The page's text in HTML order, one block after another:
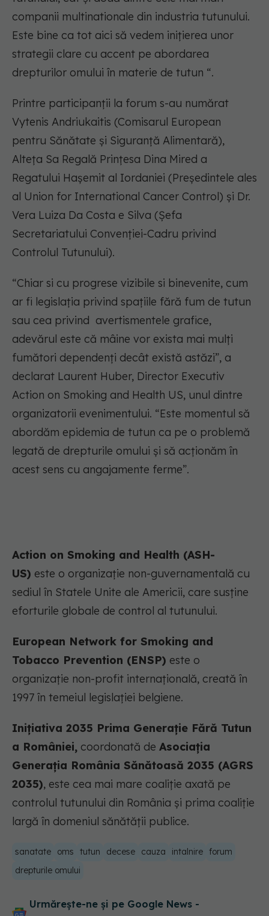
companii multinationale din industria tutunului.
Este bine ca tot aici să vedem inițierea unor
strategii clare cu accent pe abordarea
drepturilor omului în materie de tutun “.
Printre participanții la forum s-au numărat
Vytenis Andriukaitis (Comisarul European
pentru Sănătate și Siguranță Alimentară),
Alteța Sa Regală Prințesa Dina Mired a
Regatului Hașemit al Iordaniei (Președintele ales
al Union for International Cancer Control) și Dr.
Vera Luiza Da Costa e Silva (Șefa
Secretariatului Convenției-Cadru privind
Controlul Tutunului).
“Chiar si cu progrese vizibile si binevenite, cum
ar fi legislația privind spațiile fără fum de tutun
sau cea privind avertismentele grafice,
adevărul este că mâine vor exista mai mulți
fumători dependenți decât există astăzi”, a
declarat Laurent Huber, Director Executiv
Action on Smoking and Health US, unul dintre
organizatorii evenimentului. “Este momentul să
abordăm epidemia de tutun ca pe o problemă
legată de drepturile omului și să acționăm în
acest sens cu angajamente ferme”.
Action on Smoking and Health (ASH-
US) este o organizație non-guvernamentală cu
sediul în Statele Unite ale Americii, care susține
eforturile globale de control al tutunului.
European Network for Smoking and
Tobacco Prevention (ENSP) este o
organizație non-profit internațională, creată în
1997 în temeiul legislației belgiene.
Inițiativa 2035 Prima Generație Fără Tutun
a României, coordonată de Asociația
Generația România Sănătoasă 2035 (AGRS
2035), este cea mai mare coaliție axată pe
controlul tutunului din România și prima coaliție
largă în domeniul sănătății publice.
sanatate oms tutun decese cauza intalnire forum
drepturile omului
Urmărește-ne și pe Google News -